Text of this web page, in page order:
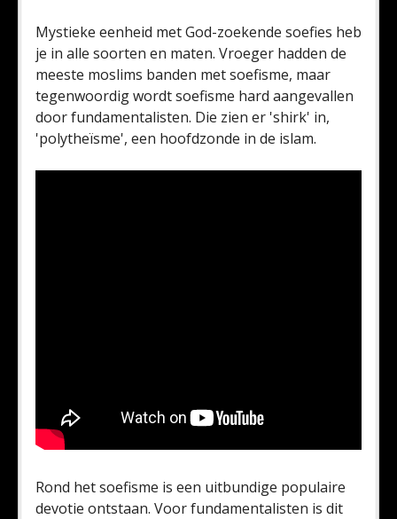
Mystieke eenheid met God-zoekende soefies heb
je in alle soorten en maten. Vroeger hadden de
meeste moslims banden met soefisme, maar
tegenwoordig wordt soefisme hard aangevallen
door fundamentalisten. Die zien er 'shirk' in,
'polytheïsme', een hoofdzonde in de islam.
Rond het soefisme is een uitbundige populaire
devotie ontstaan. Voor fundamentalisten is dit